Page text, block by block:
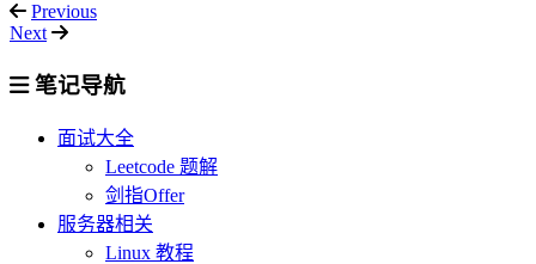
Previous
Next
笔记导航
面试大全
Leetcode 题解
剑指Offer
服务器相关
Linux 教程